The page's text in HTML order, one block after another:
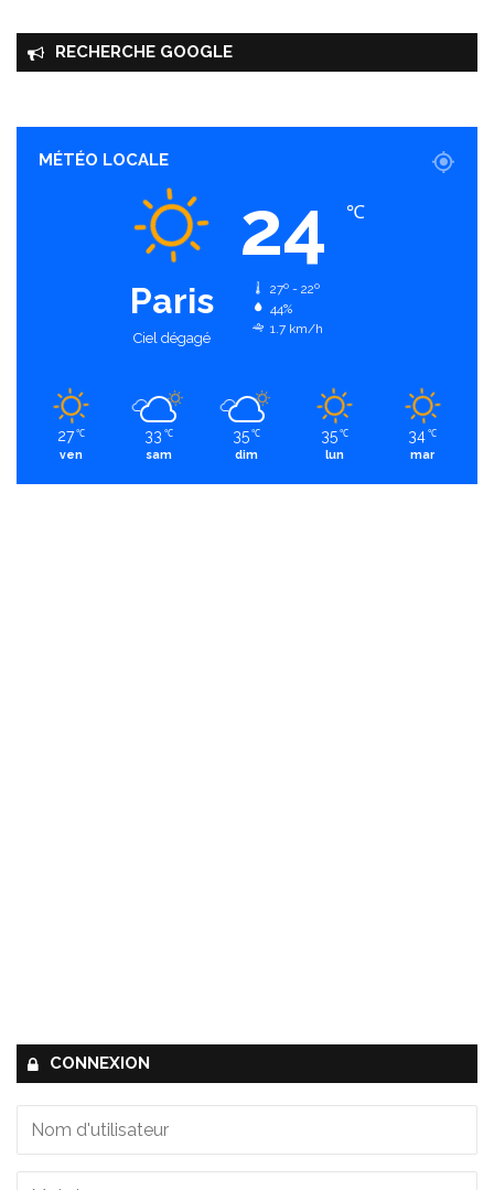
!
RECHERCHE GOOGLE
MÉTÉO LOCALE
Paris
Ciel dégagé
24 ℃
27º - 22º
44%
1.7 km/h
27 ℃
ven
33 ℃
sam
35 ℃
dim
35 ℃
lun
34 ℃
mar
CONNEXION